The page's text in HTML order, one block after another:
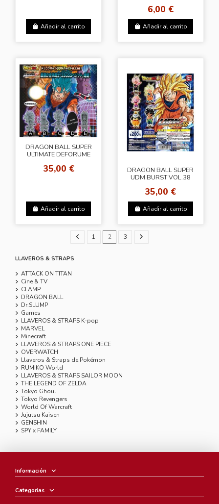
Añadir al carrito
RUBBER MASCOT
6,00 €
Añadir al carrito
DRAGON BALL SUPER
ULTIMATE DEFORUME
35,00 €
Añadir al carrito
DRAGON BALL SUPER
UDM BURST VOL.38
35,00 €
Añadir al carrito
1 2 3
LLAVEROS & STRAPS
ATTACK ON TITAN
Cine & TV
CLAMP
DRAGON BALL
Dr.SLUMP
Games
LLAVEROS & STRAPS K-pop
MARVEL
Minecraft
LLAVEROS & STRAPS ONE PIECE
OVERWATCH
Llaveros & Straps de Pokémon
RUMIKO World
LLAVEROS & STRAPS SAILOR MOON
THE LEGEND OF ZELDA
Tokyo Ghoul
Tokyo Revengers
World Of Warcraft
Jujutsu Kaisen
GENSHIN
SPY x FAMILY
Información
Categorias